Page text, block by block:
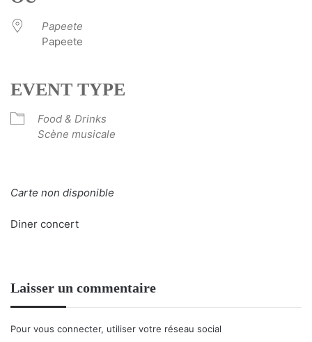
Papeete
Papeete
EVENT TYPE
Food & Drinks
Scène musicale
Carte non disponible
Diner concert
Laisser un commentaire
Pour vous connecter, utiliser votre réseau social